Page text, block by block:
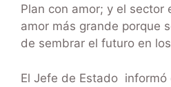
Plan con amor; y el sector
amor más grande porque
de sembrar el futuro en
El Jefe de Estado informó